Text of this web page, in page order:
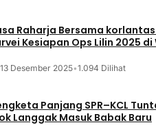
Raharja Bersama
Kesiapan Ops Lilin 2025
13 Desember 2025•1.094 Dilihat
Panjang SPR–KCL
Langgak Masuk Babak Baru